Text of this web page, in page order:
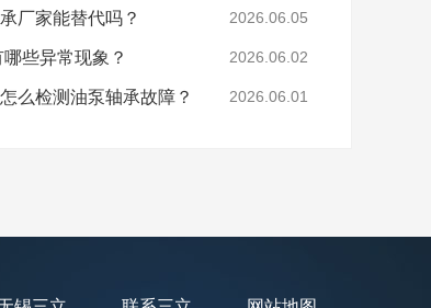
厂家能替代吗？ 2026.06.05
些异常现象？ 2026.06.02
么检测油泵轴承故障？ 2026.06.01